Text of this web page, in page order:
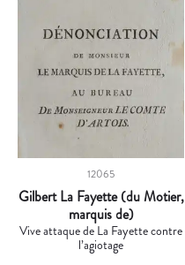
12065
Gilbert La Fayette (du Motier,
marquis de)
Vive attaque de La Fayette contre
l’agiotage